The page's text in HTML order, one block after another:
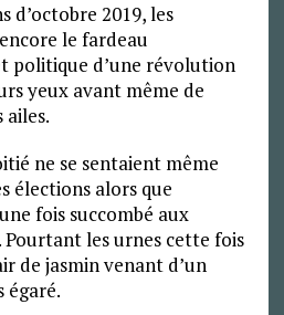
d’octobre 2019, les
le fardeau
politique d’une révolution
yeux avant même de
ne se sentaient même
élections alors que
fois succombé aux
Pourtant les urnes cette fois
de jasmin venant d’un
égaré.